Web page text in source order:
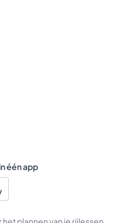
één app